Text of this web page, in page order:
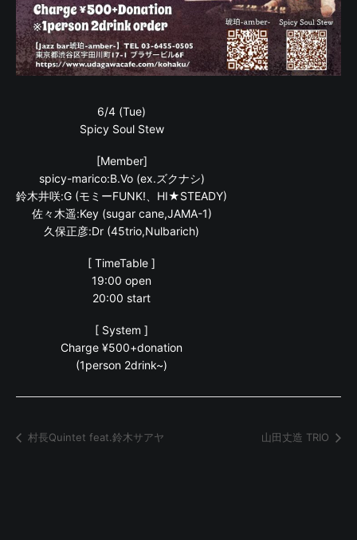
6/4 (Tue)
Spicy Soul Stew
[Member]
spicy-marico:B.Vo (ex.ズクナシ)
鈴木井咲:G (モミーFUNK!、HI★STEADY)
佐々木遥:Key (sugar cane,JAMA-1)
久保正彦:Dr (45trio,Nulbarich)
[ TimeTable ]
19:00 open
20:00 start
[ System ]
Charge ¥500+donation
(1person 2drink~)
村長Quintet feat.鈴木サアヤ 山田丈造 TRIO